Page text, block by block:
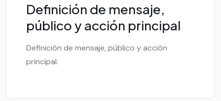
Definición de mensaje,
público y acción principal
Definición de mensaje, público y acción
principal.